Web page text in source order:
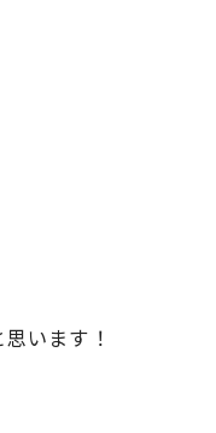
います！